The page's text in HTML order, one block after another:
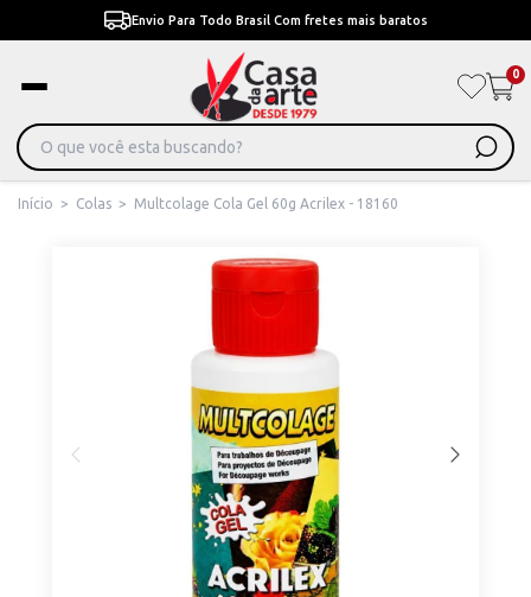
Envio Para Todo Brasil Com fretes mais baratos
0
Início > Colas > Multcolage Cola Gel 60g Acrilex - 18160